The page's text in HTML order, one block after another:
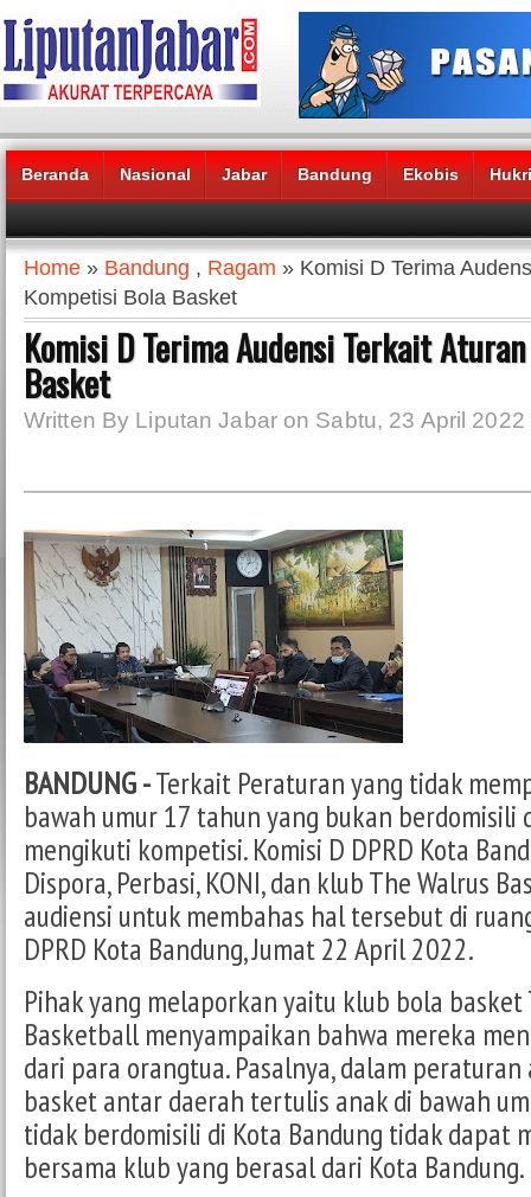
Beranda Nasional Jabar Bandung Ekobis
Headlines News :
Home » Bandung , Ragam » Komisi D Terima
Kompetisi Bola Basket
Komisi D Terima Audensi Terkait
Basket
Written By Liputan Jabar on Sabtu, 23 April
BANDUNG -Terkait Peraturan yang tidak
bawah umur 17 tahun yang bukan berdomisili
mengikuti kompetisi. Komisi D DPRD Kota
Dispora, Perbasi, KONI, dan klub The Walrus
audiensi untuk membahas hal tersebut di
DPRD Kota Bandung, Jumat 22 April 2022.
Pihak yang melaporkan yaitu klub bola basket
Basketball menyampaikan bahwa mereka
dari para orangtua. Pasalnya, dalam
basket antar daerah tertulis anak di bawah
tidak berdomisili di Kota Bandung tidak dapat
bersama klub yang berasal dari Kota Bandung.